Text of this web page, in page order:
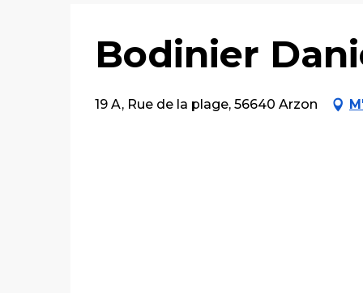
Bodinier
19 A, Rue de la plage, 56640 Arzon